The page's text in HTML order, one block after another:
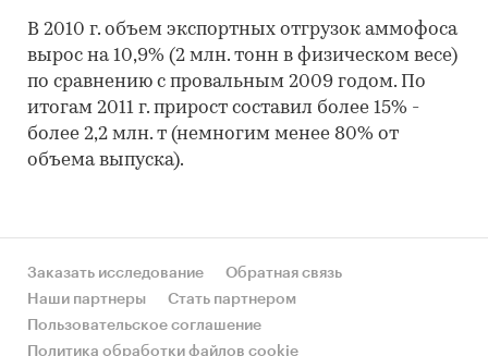
В 2010 г. объем экспортных отгрузок аммофоса
вырос на 10,9% (2 млн. тонн в физическом весе)
по сравнению с провальным 2009 годом. По
итогам 2011 г. прирост составил более 15% -
более 2,2 млн. т (немногим менее 80% от
объема выпуска).
Заказать исследование
Обратная связь
Наши партнеры
Стать партнером
Пользовательское соглашение
Политика обработки файлов cookie